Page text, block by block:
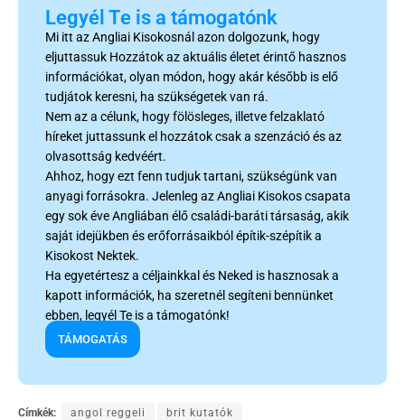
Legyél Te is a támogatónk
Mi itt az Angliai Kisokosnál azon dolgozunk, hogy
eljuttassuk Hozzátok az aktuális életet érintő hasznos
információkat, olyan módon, hogy akár később is elő
tudjátok keresni, ha szükségetek van rá.
Nem az a célunk, hogy fölösleges, illetve felzaklató
híreket juttassunk el hozzátok csak a szenzáció és az
olvasottság kedvéért.
Ahhoz, hogy ezt fenn tudjuk tartani, szükségünk van
anyagi forrásokra. Jelenleg az Angliai Kisokos csapata
egy sok éve Angliában élő családi-baráti társaság, akik
saját idejükben és erőforrásaikból építik-szépítik a
Kisokost Nektek.
Ha egyetértesz a céljainkkal és Neked is hasznosak a
kapott információk, ha szeretnél segíteni bennünket
ebben, legyél Te is a támogatónk!
TÁMOGATÁS
Címkék: angol reggeli
brit kutatók